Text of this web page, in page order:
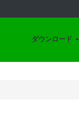
ダウンロード